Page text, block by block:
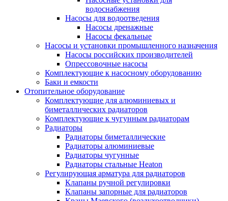
водоснабжения
Насосы для водоотведения
Насосы дренажные
Насосы фекальные
Насосы и установки промышленного назначения
Насосы российских производителей
Опрессовочные насосы
Комплектующие к насосному оборудованию
Баки и емкости
Отопительное оборудование
Комплектующие для алюминиевых и
биметаллических радиаторов
Комплектующие к чугунным радиаторам
Радиаторы
Радиаторы биметаллические
Радиаторы алюминиевые
Радиаторы чугунные
Радиаторы стальные Heaton
Регулирующая арматура для радиаторов
Клапаны ручной регулировки
Клапаны запорные для радиаторов